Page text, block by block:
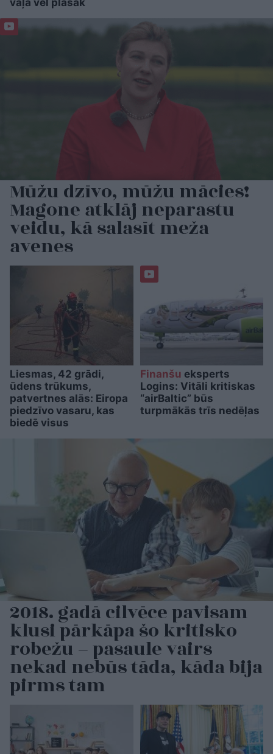
Mūžu dzīvo, mūžu mācies!
Magone atklāj neparastu
veidu, kā salasīt meža
avenes
Liesmas, 42 grādi,
ūdens trūkums,
patvertnes alās: Eiropa
piedzīvo vasaru, kas
biedē visus
Finanšu eksperts
Logins: Vitāli kritiskas
“airBaltic” būs
turpmākās trīs nedēļas
2018. gadā cilvēce pavisam
klusi pārkāpa šo kritisko
robežu – pasaule vairs
nekad nebūs tāda, kāda bija
pirms tam